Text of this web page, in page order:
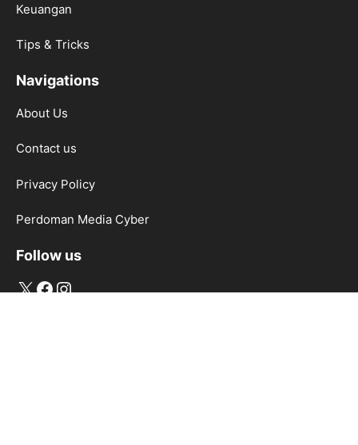
Keuangan
Tips & Tricks
Navigations
About Us
Contact us
Privacy Policy
Perdoman Media Cyber
Follow us
X Facebook
Instagram